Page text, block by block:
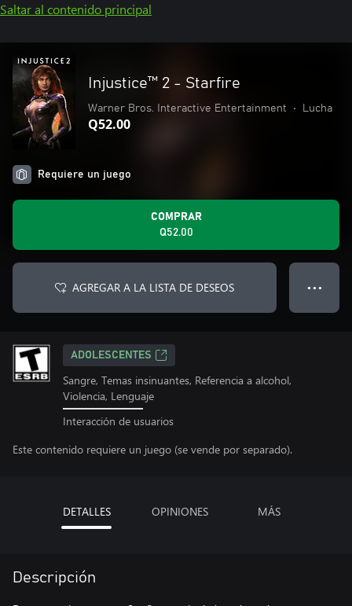
Saltar al contenido principal
Injustice™ 2 - Starfire
Warner Bros. Interactive Entertainment • Lucha
Q52.00
Requiere un juego
COMPRAR
Q52.00
AGREGAR A LA LISTA DE DESEOS ● ● ●
ADOLESCENTES
Sangre, Temas insinuantes, Referencia a alcohol,
Violencia, Lenguaje
Interacción de usuarios
Este contenido requiere un juego (se vende por separado).
DETALLES OPINIONES MÁS
Descripción